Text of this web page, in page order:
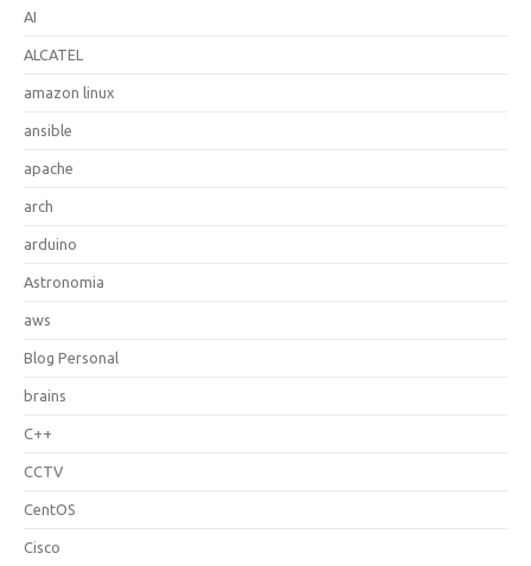
AI
ALCATEL
amazon linux
ansible
apache
arch
arduino
Astronomia
aws
Blog Personal
brains
C++
CCTV
CentOS
Cisco